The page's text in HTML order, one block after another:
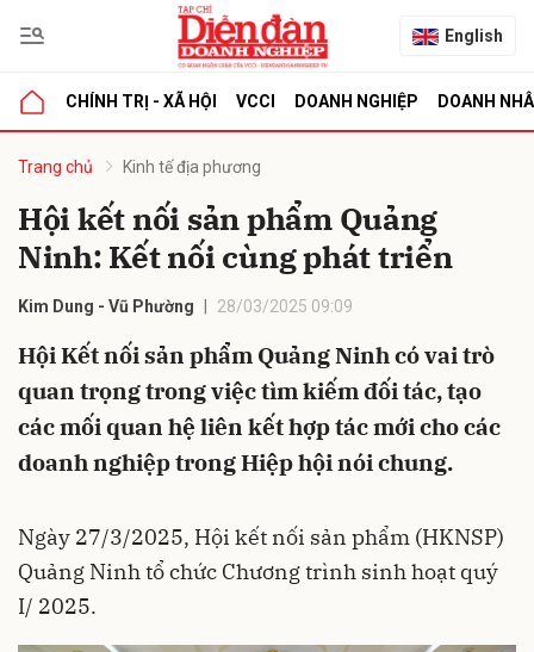
English
CHÍNH TRỊ - XÃ HỘI VCCI DOANH NGHIỆP DOANH
Trang chủ Kinh tế địa phương
Hội kết nối sản phẩm Quảng
Ninh: Kết nối cùng phát triển
Kim Dung - Vũ Phường 28/03/2025 09:09
Hội Kết nối sản phẩm Quảng Ninh có vai trò
quan trọng trong việc tìm kiếm đối tác, tạo
các mối quan hệ liên kết hợp tác mới cho các
doanh nghiệp trong Hiệp hội nói chung.
Ngày 27/3/2025, Hội kết nối sản phẩm (HKNSP)
Quảng Ninh tổ chức Chương trình sinh hoạt quý
I/ 2025.
luận
Hủy